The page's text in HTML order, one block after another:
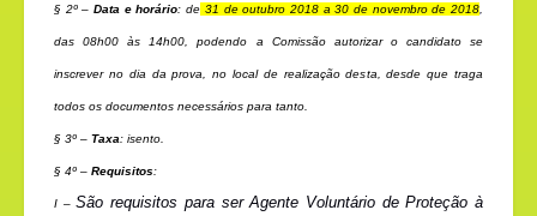
§ 2º –Data e horário: de 31 de outubro 2018 a 30 de novembro de 2018,
das 08h00 às 14h00, podendo a Comissão autorizar o candidato se
inscrever no dia da prova, no local de realização desta, desde que traga
todos os documentos necessários para tanto.
§ 3º – Taxa: isento.
§ 4º – Requisitos:
I –São requisitos para ser Agente Voluntário de Proteção à